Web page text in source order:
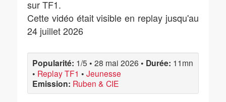
sur TF1.
Cette vidéo était visible en replay jusqu'au
24 juillet 2026
Popularité: 1/5 • 28 mai 2026 • Durée: 11mn
• Replay TF1 • Jeunesse
Emission: Ruben & CIE